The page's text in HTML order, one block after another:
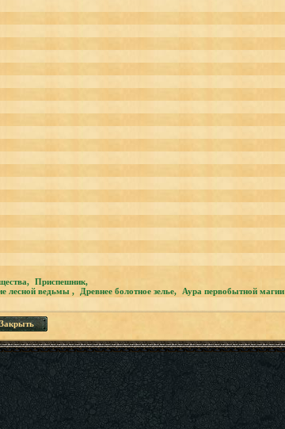
, Приспешник,
лесной ведьмы , Древнее болотное зелье,
Аура первобытной магии
Закрыть